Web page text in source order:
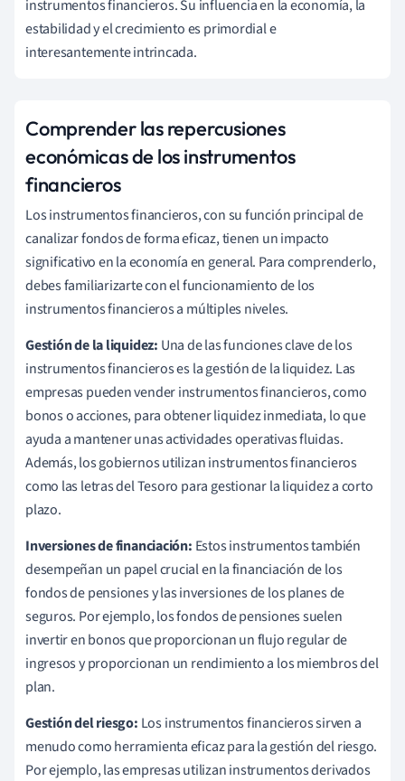
instrumentos financieros. Su influencia en la economía, la
estabilidad y el crecimiento es primordial e
interesantemente intrincada.
Comprender las repercusiones
económicas de los instrumentos
financieros
Los instrumentos financieros, con su función principal de
canalizar fondos de forma eficaz, tienen un impacto
significativo en la economía en general. Para comprenderlo,
debes familiarizarte con el funcionamiento de los
instrumentos financieros a múltiples niveles.
Gestión de la liquidez: Una de las funciones clave de los
instrumentos financieros es la gestión de la liquidez. Las
empresas pueden vender instrumentos financieros, como
bonos o acciones, para obtener liquidez inmediata, lo que
ayuda a mantener unas actividades operativas fluidas.
Además, los gobiernos utilizan instrumentos financieros
como las letras del Tesoro para gestionar la liquidez a corto
plazo.
Inversiones de financiación: Estos instrumentos también
desempeñan un papel crucial en la financiación de los
fondos de pensiones y las inversiones de los planes de
seguros. Por ejemplo, los fondos de pensiones suelen
invertir en bonos que proporcionan un flujo regular de
ingresos y proporcionan un rendimiento a los miembros del
plan.
Gestión del riesgo: Los instrumentos financieros sirven a
menudo como herramienta eficaz para la gestión del riesgo.
Por ejemplo, las empresas utilizan instrumentos derivados